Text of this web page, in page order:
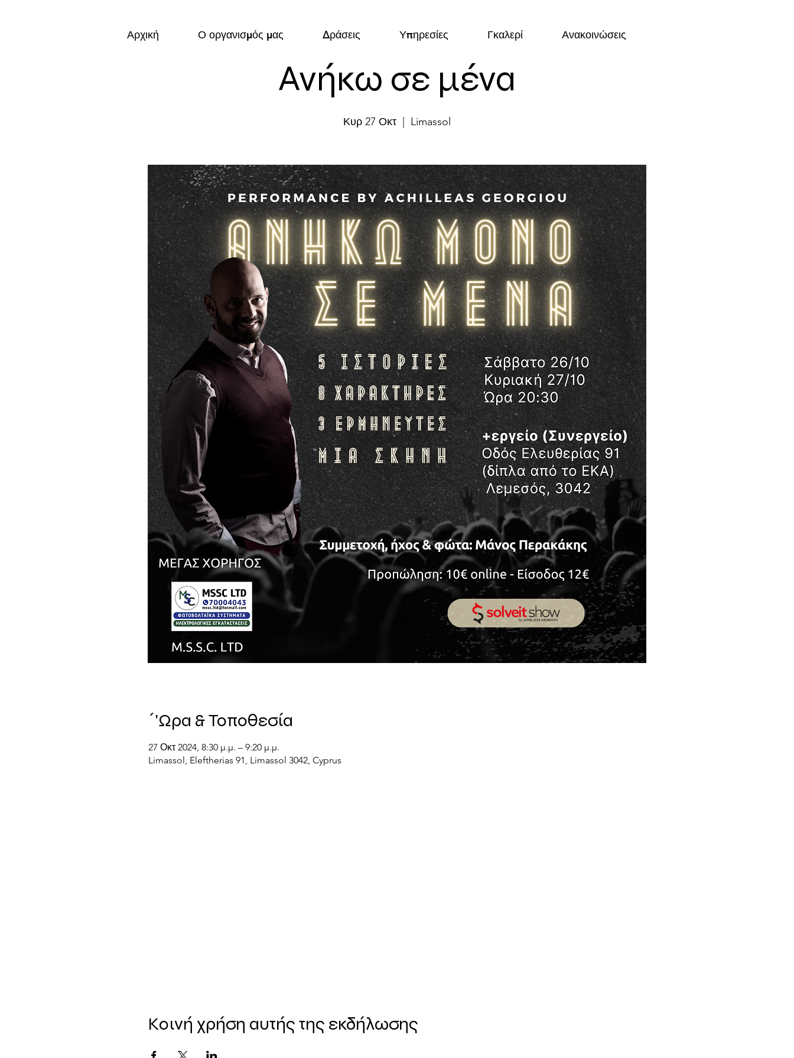
Αρχική Ο οργανισμός μας Δράσεις Υπηρεσίες Γκαλερί Ανακοινώσεις
Ανήκω σε μένα
Κυρ 27 Οκτ Limassol
΄'Ωρα & Τοποθεσία
27 Οκτ 2024, 8:30 μ.μ. – 9:20 μ.μ.
Limassol, Eleftherias 91, Limassol 3042, Cyprus
Κοινή χρήση αυτής της εκδήλωσης